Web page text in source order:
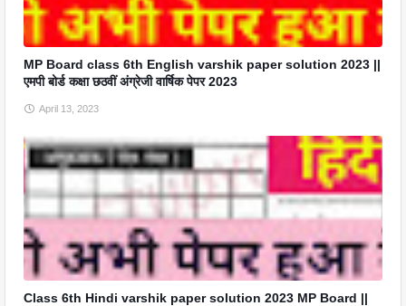
MP Board class 6th English varshik paper solution 2023 ||
एमपी बोर्ड कक्षा छठवीं अंग्रेजी वार्षिक पेपर 2023
April 13, 2023
Class 6th Hindi varshik paper solution 2023 MP Board ||